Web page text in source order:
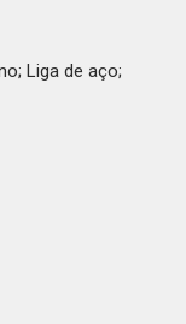
Liga de aço;